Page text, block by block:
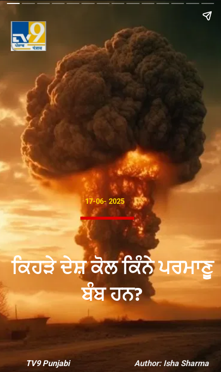
ਕਿਹੜੇ ਦੇਸ਼ ਕੋਲ ਕਿੰਨੇ ਪਰਮਾਣੂ
ਬੰਬ ਹਨ?
17-06- 2025
TV9 Punjabi Author: Isha Sharma